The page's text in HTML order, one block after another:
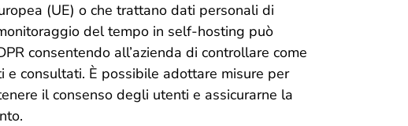
(UE) o che trattano dati personali di
del tempo in self-hosting può
consentendo all’azienda di controllare come
e consultati. È possibile adottare misure per
il consenso degli utenti e assicurarne la